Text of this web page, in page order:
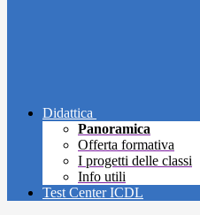
Didattica
Panoramica
Offerta formativa
I progetti delle classi
Info utili
Test Center ICDL